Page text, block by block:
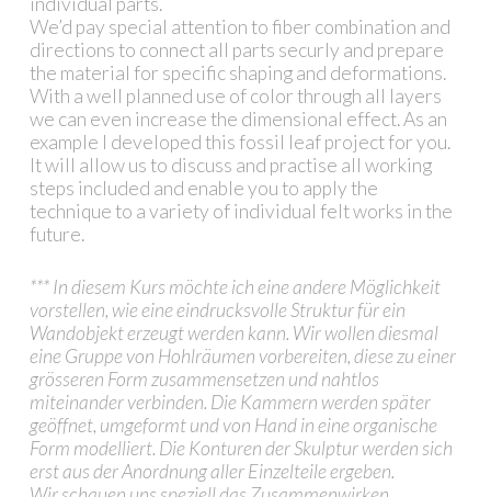
We’d pay special attention to fiber combination and
directions to connect all parts securly and prepare
the material for specific shaping and deformations.
With a well planned use of color through all layers
we can even increase the dimensional effect. As an
example I developed this fossil leaf project for you.
It will allow us to discuss and practise all working
steps included and enable you to apply the
technique to a variety of individual felt works in the
future.
*** In diesem Kurs möchte ich eine andere Möglichkeit
vorstellen, wie eine eindrucksvolle Struktur für ein
Wandobjekt erzeugt werden kann. Wir wollen diesmal
eine Gruppe von Hohlräumen vorbereiten, diese zu einer
grösseren Form zusammensetzen und nahtlos
miteinander verbinden. Die Kammern werden später
geöffnet, umgeformt und von Hand in eine organische
Form modelliert. Die Konturen der Skulptur werden sich
erst aus der Anordnung aller Einzelteile ergeben.